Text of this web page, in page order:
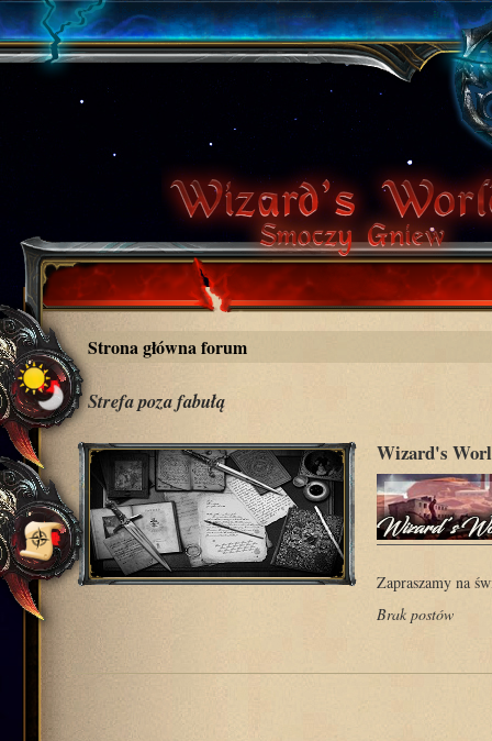
Strona główna forum
Strefa poza fabułą
Wizard's
Zapraszamy na
Brak postów